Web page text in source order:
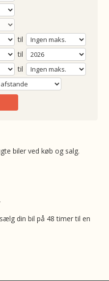
til
til
til
biler ved køb og salg.
din bil på 48 timer til en